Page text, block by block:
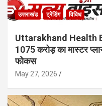
उत्तराखंड ट्रेंडिंग विविध
Uttarakhand Health
1075 करोड़ का मास्टर
फोकस
May 27, 2026